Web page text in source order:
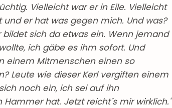
Vielleicht war er in Eile. Vielleicht
er hat was gegen mich. Und was?
sich da etwas ein. Wenn jemand
ich gäbe es ihm sofort. Und
einem Mitmenschen einen so
Leute wie dieser Kerl vergiften einem
noch ein, ich sei auf ihn
hat. Jetzt reicht´s mir wirklich."